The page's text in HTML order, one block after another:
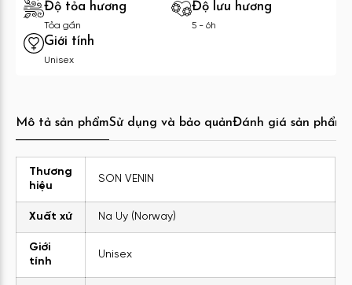
Độ tỏa hương
Tỏa gần
Độ lưu hương
5 - 6h
Giới tính
Unisex
Mô tả sản phẩmSử dụng và bảo quảnĐánh giá sản phẩm
Thương
hiệu
SON VENIN
Xuất xứ Na Uy (Norway)
Giới
tính
Unisex